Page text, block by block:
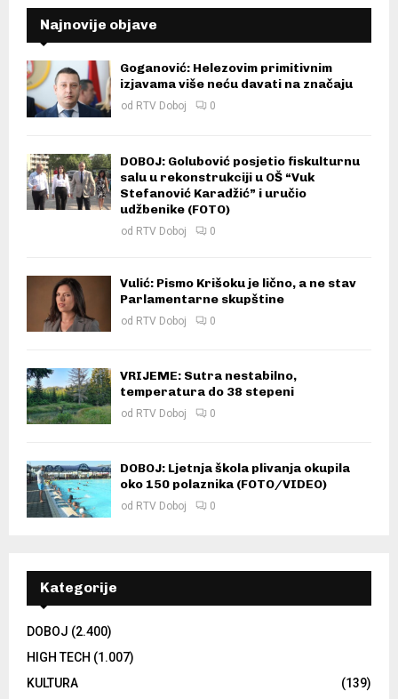
Najnovije objave
Goganović: Helezovim primitivnim
izjavama više neću davati na značaju
od RTV Doboj 0
DOBOJ: Golubović posjetio fiskulturnu
salu u rekonstrukciji u OŠ “Vuk
Stefanović Karadžić” i uručio
udžbenike (FOTO)
od RTV Doboj 0
Vulić: Pismo Krišoku je lično, a ne stav
Parlamentarne skupštine
od RTV Doboj 0
VRIJEME: Sutra nestabilno,
temperatura do 38 stepeni
od RTV Doboj 0
DOBOJ: Ljetnja škola plivanja okupila
oko 150 polaznika (FOTO/VIDEO)
od RTV Doboj 0
Kategorije
DOBOJ (2.400)
HIGH TECH (1.007)
KULTURA
(139)